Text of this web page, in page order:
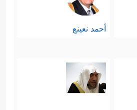
أحمد نعينع